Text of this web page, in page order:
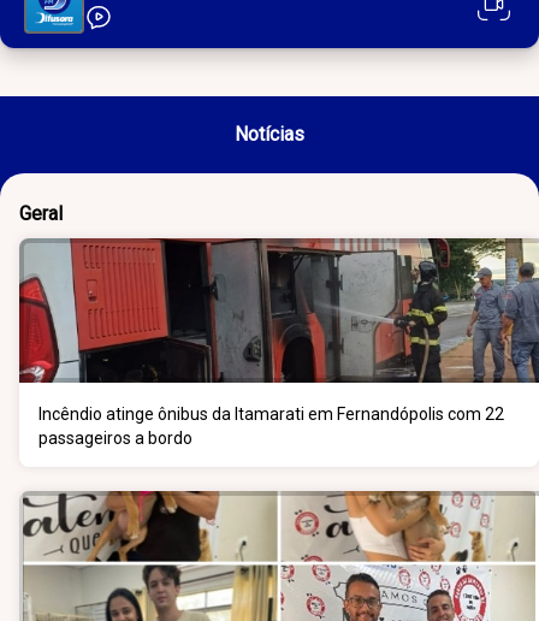
Notícias
Geral
Incêndio atinge ônibus da Itamarati em Fernandópolis com 22
passageiros a bordo